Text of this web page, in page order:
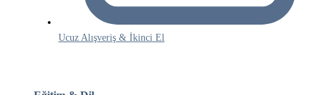
Ucuz Alışveriş & İkinci El